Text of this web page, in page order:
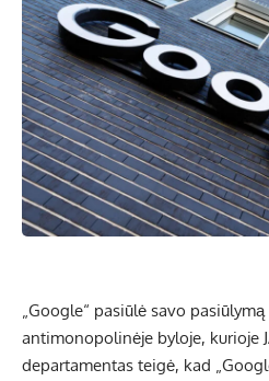
„Google“ pasiūlė savo
antimonopolinėje byloje, kurioje
departamentas teigė, kad